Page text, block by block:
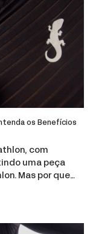
os Benefícios
com
uma peça
Mas por que